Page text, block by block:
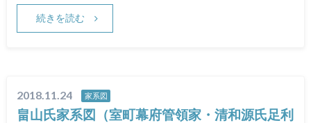
続きを読む
2018.11.24 家系図
畠山氏家系図（室町幕府管領家・清和源氏足利